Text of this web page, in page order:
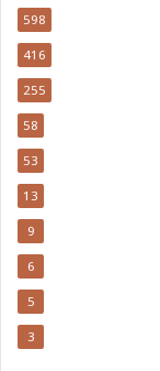
598
416
255
58
53
13
9
6
5
3